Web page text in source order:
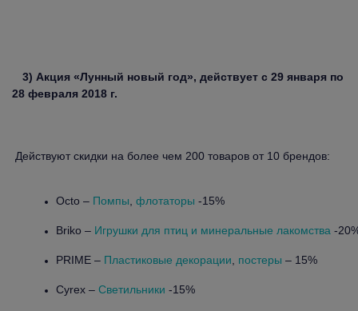
3) Акция «Лунный новый год», действует с 29 января по
28 февраля 2018 г.
Действуют скидки на более чем 200 товаров от 10 брендов:
Octo – Помпы флотаторы -15%
Briko – Игрушки для птиц и минеральные лакомства -
PRIME – Пластиковые декорации постеры – 15%
Cyrex – Светильники -15%